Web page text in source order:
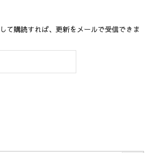
て購読すれば、更新をメールで受信できま